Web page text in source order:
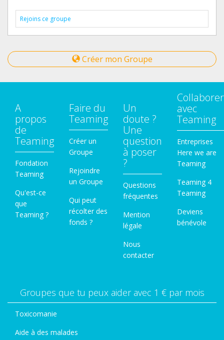
Rejoins ce groupe
Créer mon Groupe
A
propos
de
Teaming
Fondation
Teaming
Qu'est-ce
que
Teaming ?
Faire du
Teaming
Créer un
Groupe
Rejoindre
un Groupe
Qui peut
récolter des
fonds ?
Un
doute ?
Une
question
à poser
?
Questions
fréquentes
Mention
légale
Nous
contacter
Collaborer
avec
Teaming
Entreprises
Here we are
Teaming
Teaming 4
Teaming
Deviens
bénévole
Groupes que tu peux aider avec 1 € par mois
Toxicomanie
Aide à des malades